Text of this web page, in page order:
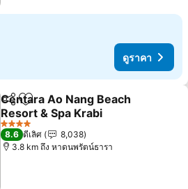
ดูราคา
แชร์ เพิ่มในรายการโปรด
Centara Ao Nang Beach
Resort & Spa Krabi
ดูราคา
4 ดาว
8.6 ดีเลิศ
8,038
3.8 km ถึง หาดนพรัตน์ธารา